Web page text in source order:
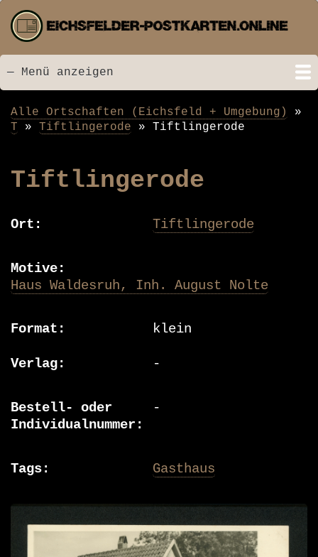
zum
Inhalt
Menü
— Menü anzeigen
Startseite
Neu hinzugefügt
Postkarten
Bildarchiv
Videos
Suche
Kontakt
Links
Spende
Pfadnavigation
Alle Ortschaften (Eichsfeld + Umgebung)
T
Tiftlingerode Tiftlingerode
Tiftlingerode
Ort Tiftlingerode
Motive
Haus Waldesruh, Inh. August Nolte
Format klein
Verlag -
Bestell- oder
Individualnummer
-
Tags Gasthaus